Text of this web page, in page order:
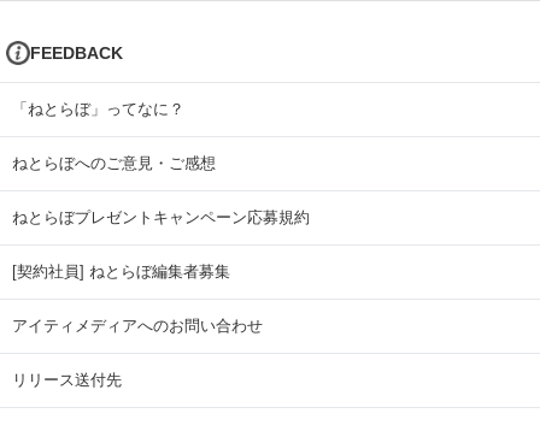
FEEDBACK
「ねとらぼ」ってなに？
ねとらぼへのご意見・ご感想
ねとらぼプレゼントキャンペーン応募規約
[契約社員] ねとらぼ編集者募集
アイティメディアへのお問い合わせ
リリース送付先